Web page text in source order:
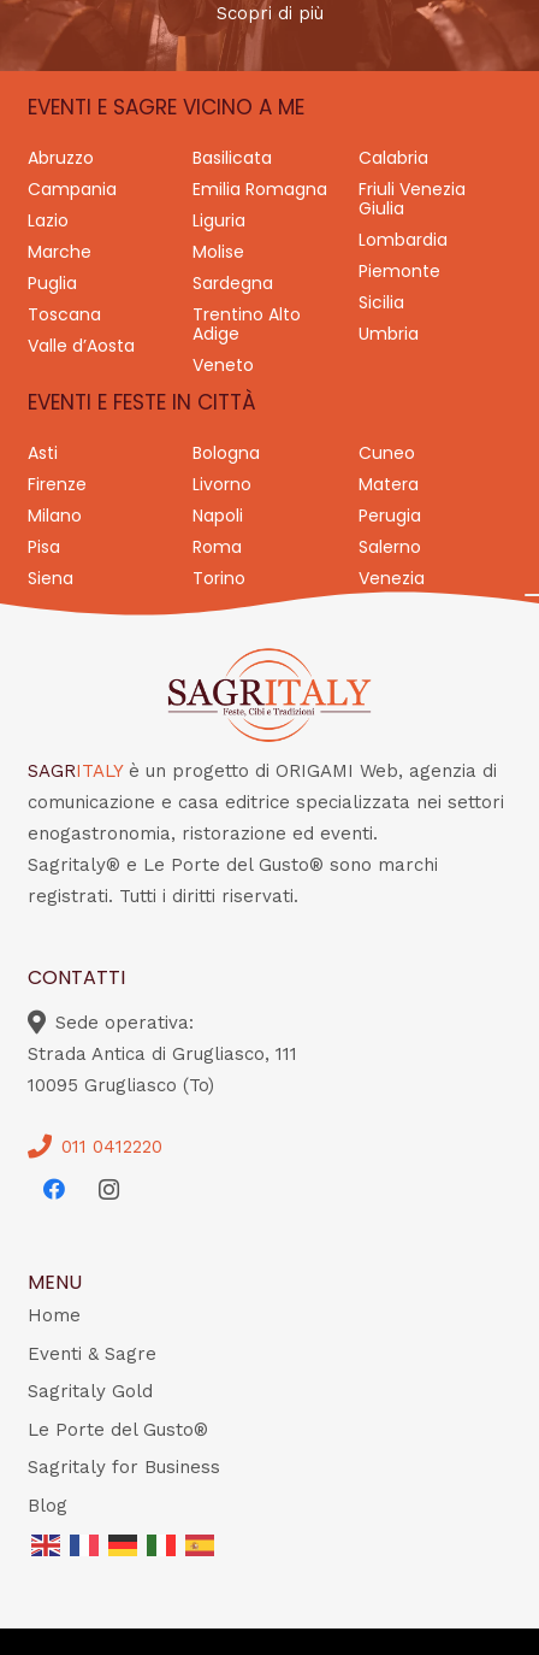
Scopri di più
EVENTI E SAGRE VICINO A ME
Abruzzo Basilicata
Calabria
Campania
Emilia Romagna
Friuli Venezia
Giulia
Lazio
Liguria
Lombardia
Marche
Molise
Piemonte
Puglia
Sardegna
Sicilia
Toscana
Trentino Alto
Adige
Umbria
Valle d’Aosta
Veneto
EVENTI E FESTE IN CITTÀ
Asti Bologna
Cuneo
Firenze
Livorno
Matera
Milano
Napoli
Perugia
Pisa
Roma
Salerno
Siena
Torino Venezia
SAGRITALY è un progetto di ORIGAMI Web, agenzia di
comunicazione e casa editrice specializzata nei settori
enogastronomia, ristorazione ed eventi.
Sagritaly® e Le Porte del Gusto® sono marchi
registrati. Tutti i diritti riservati.
CONTATTI
Sede operativa:
Strada Antica di Grugliasco, 111
10095 Grugliasco (To)
011 0412220
MENU
Home
Eventi & Sagre
Sagritaly Gold
Le Porte del Gusto®
Sagritaly for Business
Blog